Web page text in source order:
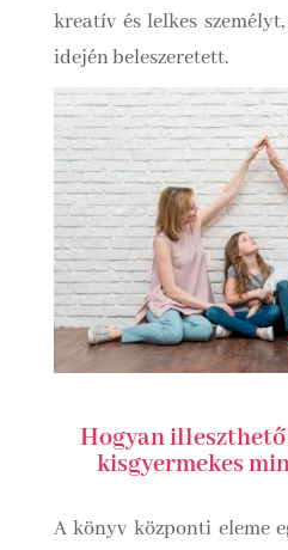
kreatív és lelkes
idején beleszeretett.
Hogyan illeszthető
kisgyermekes
A könyv központi eleme